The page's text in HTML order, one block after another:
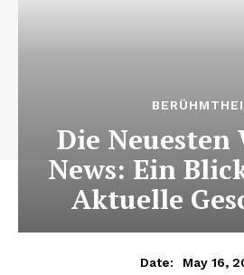
Die Neuesten
News: Ein
Aktuelle
Date: May 16,